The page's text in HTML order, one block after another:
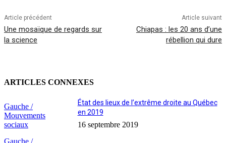
Article précédent
Une mosaïque de regards sur
la science
Article suivant
Chiapas : les 20 ans d’une
rébellion qui dure
ARTICLES CONNEXES
Gauche /
Mouvements
sociaux
État des lieux de l’extrême droite au Québec
en 2019
16 septembre 2019
Gauche /